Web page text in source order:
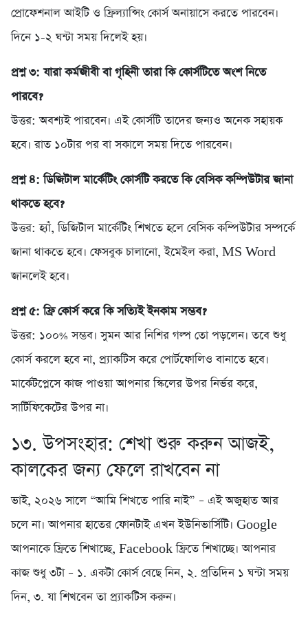
প্রোফেশনাল আইটি ও ফ্রিল্যান্সিং কোর্স অনায়াসে করতে পারবেন।
দিনে ১-২ ঘন্টা সময় দিলেই হয়।
প্রশ্ন ৩: যারা কর্মজীবী বা গৃহিনী তারা কি কোর্সটিতে অংশ নিতে
পারবে?
উত্তর: অবশ্যই পারবেন। এই কোর্সটি তাদের জন্যও অনেক সহায়ক
হবে। রাত ১০টার পর বা সকালে সময় দিতে পারবেন।
প্রশ্ন ৪: ডিজিটাল মার্কেটিং কোর্সটি করতে কি বেসিক কম্পিউটার জানা
থাকতে হবে?
উত্তর: হ্যাঁ, ডিজিটাল মার্কেটিং শিখতে হলে বেসিক কম্পিউটার সম্পর্কে
জানা থাকতে হবে। ফেসবুক চালানো, ইমেইল করা, MS Word
জানলেই হবে।
প্রশ্ন ৫: ফ্রি কোর্স করে কি সত্যিই ইনকাম সম্ভব?
উত্তর: ১০০% সম্ভব। সুমন আর নিশির গল্প তো পড়লেন। তবে শুধু
কোর্স করলে হবে না, প্র্যাকটিস করে পোর্টফোলিও বানাতে হবে।
মার্কেটপ্লেসে কাজ পাওয়া আপনার স্কিলের উপর নির্ভর করে,
সার্টিফিকেটের উপর না।
১৩. উপসংহার: শেখা শুরু করুন আজই,
কালকের জন্য ফেলে রাখবেন না
ভাই, ২০২৬ সালে “আমি শিখতে পারি নাই” – এই অজুহাত আর
চলে না। আপনার হাতের ফোনটাই এখন ইউনিভার্সিটি। Google
আপনাকে ফ্রিতে শিখাচ্ছে, Facebook ফ্রিতে শিখাচ্ছে। আপনার
কাজ শুধু ৩টা – ১. একটা কোর্স বেছে নিন, ২. প্রতিদিন ১ ঘন্টা সময়
দিন, ৩. যা শিখবেন তা প্র্যাকটিস করুন।